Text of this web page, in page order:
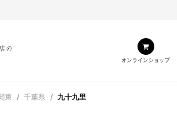
オンラインショップ
東 千葉県 九十九里